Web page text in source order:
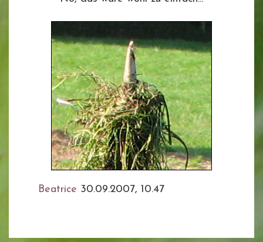
Beatrice 30.09.2007, 10.47